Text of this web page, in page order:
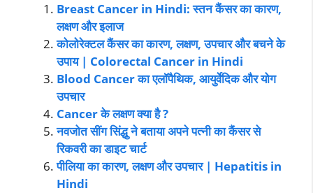
Breast Cancer in Hindi: स्तन कैंसर का कारण,
लक्षण और इलाज
कोलोरेक्टल कैंसर का कारण, लक्षण, उपचार और बचने के
उपाय | Colorectal Cancer in Hindi
Blood Cancer का एलॉपैथिक, आयुर्वेदिक और योग
उपचार
Cancer के लक्षण क्या है ?
नवजोत सींग सिंद्धु ने बताया अपने पत्नी का कैंसर से
रिकवरी का डाइट चार्ट
पीलिया का कारण, लक्षण और उपचार | Hepatitis in
Hindi